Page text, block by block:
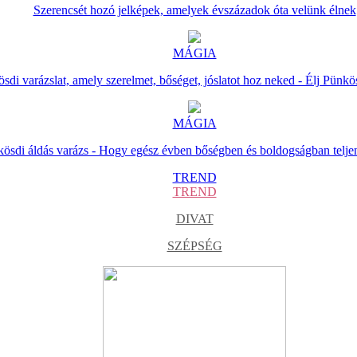
Szerencsét hozó jelképek, amelyek évszázadok óta velünk élnek
MÁGIA
varázslat, amely szerelmet, bőséget, jóslatot hoz neked - Élj
MÁGIA
áldás varázs - Hogy egész évben bőségben és boldogságban
TREND
TREND
DIVAT
SZÉPSÉG